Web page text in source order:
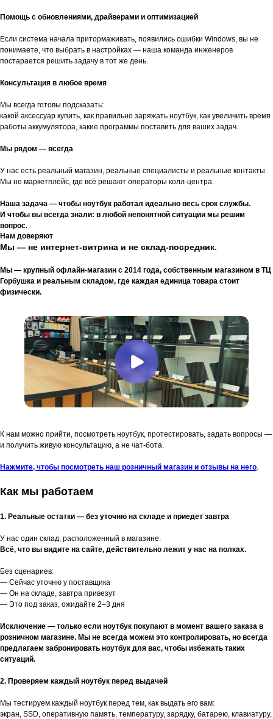
Помощь с обновлениями, драйверами и оптимизацией
Если система начала притормаживать, появились ошибки Windows, вы не
понимаете, что выбрать в настройках — наша команда инженеров
постарается решить задачу в тот же день.
Консультация в любое время
Мы всегда готовы подсказать:
какой аксессуар купить, как правильно заряжать ноутбук, как увеличить время
работы аккумулятора, какие программы поставить для ваших задач.
Мы рядом — всегда
У нас есть реальный магазин, реальные специалисты и реальные контакты.
Мы не маркетплейс, где всё решают операторы колл-центра.
Наша задача — чтобы ноутбук работал идеально весь срок службы.
И чтобы вы всегда знали: в любой непонятной ситуации мы решим
вопрос.
Нам доверяют
Мы — не интернет-витрина и не склад-посредник.
Мы — крупный офлайн-магазин с 2014 года, собственным магазином в ТЦ
Горбушка и реальным складом, где каждая единица товара стоит
физически.
К нам можно прийти, посмотреть ноутбук, протестировать, задать вопросы —
и получить живую консультацию, а не чат-бота.
Нажмите, чтобы посмотреть наш розничный магазин и отзывы на него.
Как мы работаем
1. Реальные остатки — без уточню на складе и приедет завтра
У нас один склад, расположенный в магазине.
Всё, что вы видите на сайте, действительно лежит у нас на полках.
Без сценариев:
— Сейчас уточню у поставщика
— Он на складе, завтра привезут
— Это под заказ, ожидайте 2–3 дня
Исключение — только если ноутбук покупают в момент вашего заказа в
розничном магазине. Мы не всегда можем это контролировать, но всегда
предлагаем забронировать ноутбук для вас, чтобы избежать таких
ситуаций.
2. Проверяем каждый ноутбук перед выдачей
Мы тестируем каждый ноутбук перед тем, как выдать его вам:
экран, SSD, оперативную память, температуру, зарядку, батарею, клавиатуру,